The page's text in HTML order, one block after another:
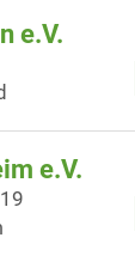
e.V.
e.V.